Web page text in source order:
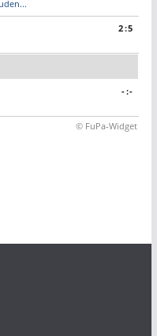
2:5
-:-
© FuPa-Widget